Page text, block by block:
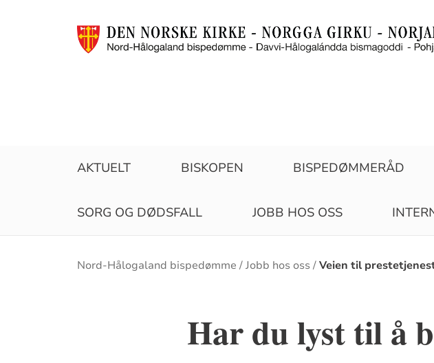
AKTUELT BISKOPEN BISPEDØMMERÅD
SORG OG DØDSFALL JOBB HOS OSS
Brødsmulesti
Nord-Hålogaland bispedømme Jobb hos oss Veien til
Har du lyst til å